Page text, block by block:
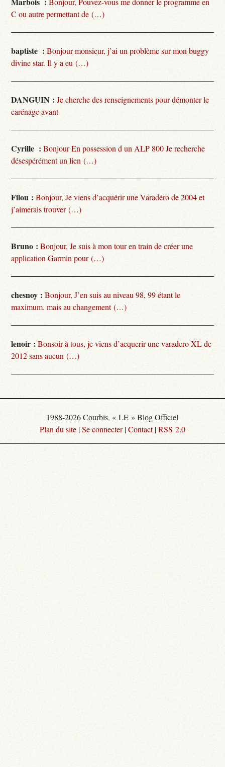
C ou autre permettant de (…)
baptiste : Bonjour monsieur, j’ai un problème sur mon buggy
divine star. Il y a eu (…)
DANGUIN : Je cherche des renseignements pour démonter le
carénage avant
Cyrille : Bonjour En possession d un ALP 800 Je recherche
désespérément un lien (…)
Filou : Bonjour, Je viens d’acquérir une Varadéro de 2004 et
j’aimerais trouver (…)
Bruno : Bonjour, Je suis à mon tour en train de créer une
application Garmin pour (…)
chesnoy : Bonjour, J’en suis au niveau 98, 99 étant le
maximum. mais au changement (…)
lenoir : Bonsoir à tous, je viens d’acquerir une varadero XL de
2012 sans aucun (…)
1988-2026 Courbis, « LE » Blog Officiel
Plan du site |Se connecter|Contact|RSS 2.0